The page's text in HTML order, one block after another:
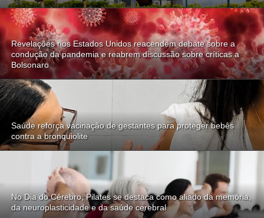
Revelações nos Estados Unidos reacendem debate sobre a
condução da pandemia e reabrem discussão sobre críticas a
Bolsonaro
Saúde reforça vacinação de gestantes para proteger bebês
contra a bronquiolite
No Dia do Cérebro, Pilates se destaca como aliado da memória,
da neuroplasticidade e da saúde cerebral